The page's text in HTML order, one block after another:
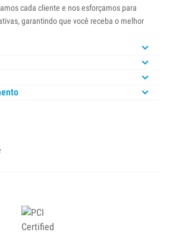
cada cliente e nos esforçamos para
garantindo que você receba o melhor